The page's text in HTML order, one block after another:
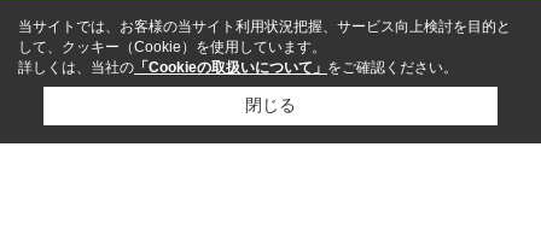
当サイトでは、お客様の当サイト利用状況把握、サービス向上検討を目的と
して、クッキー（Cookie）を使用しています。
詳しくは、当社の 「Cookieの取扱いについて」 をご確認ください。
閉じる